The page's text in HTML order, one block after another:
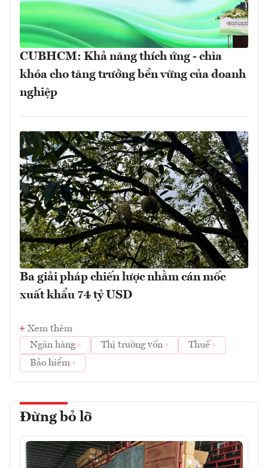
CUBHCM: Khả năng thích ứng - chìa
khóa cho tăng trưởng bền vững của doanh
nghiệp
Ba giải pháp chiến lược nhằm cán mốc
xuất khẩu 74 tỷ USD
Xem thêm
Ngân hàng
Thị trường vốn
Thuế
Bảo hiểm
Đừng bỏ lỡ